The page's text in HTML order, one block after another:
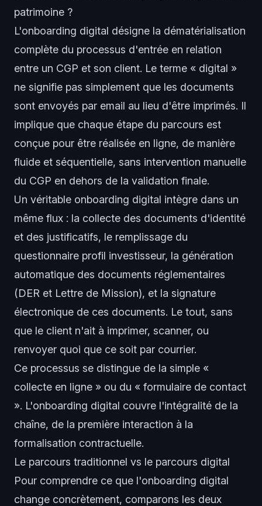
patrimoine ?
L'onboarding digital désigne la dématérialisation
complète du processus d'entrée en relation
entre un CGP et son client. Le terme « digital »
ne signifie pas simplement que les documents
sont envoyés par email au lieu d'être imprimés. Il
implique que chaque étape du parcours est
conçue pour être réalisée en ligne, de manière
fluide et séquentielle, sans intervention manuelle
du CGP en dehors de la validation finale.
Un véritable onboarding digital intègre dans un
même flux : la collecte des documents d'identité
et des justificatifs, le remplissage du
questionnaire profil investisseur, la génération
automatique des documents réglementaires
(DER et Lettre de Mission), et la signature
électronique de ces documents. Le tout, sans
que le client n'ait à imprimer, scanner, ou
renvoyer quoi que ce soit par courrier.
Ce processus se distingue de la simple «
collecte en ligne » ou du « formulaire de contact
». L'onboarding digital couvre l'intégralité de la
chaîne, de la première interaction à la
formalisation contractuelle.
Le parcours traditionnel vs le parcours digital
Pour comprendre ce que l'onboarding digital
change concrètement, comparons les deux